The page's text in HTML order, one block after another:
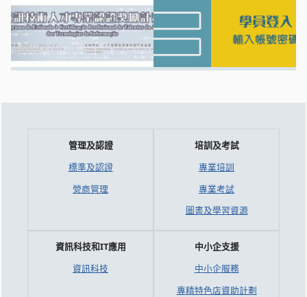
管理及認證
標準及認證
營商管理
培訓及考試
專業培訓
專業考試
圖書及學習資源
資訊科技和IT應用
資訊科技
中小企支援
中小企服務
專精特色店資助計劃